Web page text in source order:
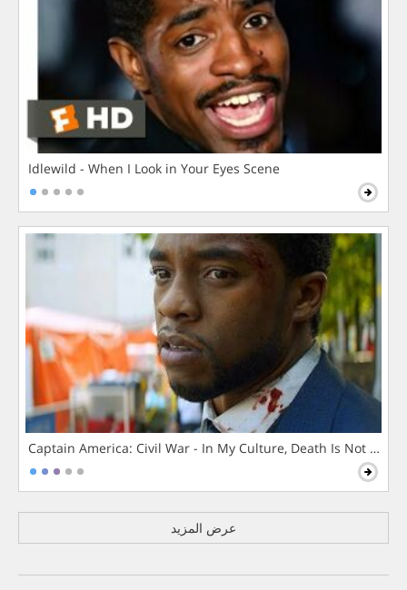
Idlewild - When I Look in Your Eyes Scene
Captain America: Civil War - In My Culture, Death Is Not The
عرض المزيد